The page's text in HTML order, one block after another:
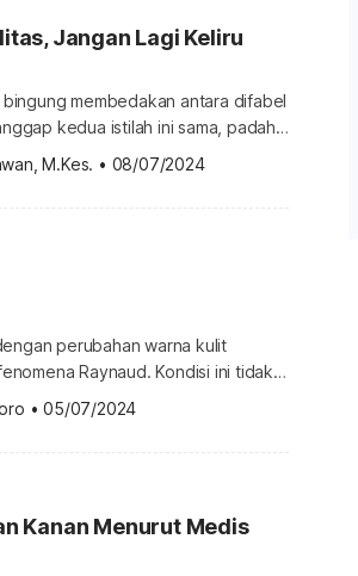
Jangan Lagi Keliru
membedakan antara difabel
kedua istilah ini sama, padahal
merujuk pada hal yang berbeda.
pengertiannya, jenis-jenisnya,
berikut ini. Perbedaan difabel dan
M.Kes. • 08/07/2024
perubahan warna kulit
Raynaud. Kondisi ini tidak
nyaman. Telusuri lebih jauh
Raynaud? Fenomena Raynaud
ke jari-jari tangan dan kaki,
• 05/07/2024
Kanan Menurut Medis